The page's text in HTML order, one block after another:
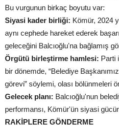
Bu vurgunun birkaç boyutu var:
Siyasi kader birliği: Kömür, 2024
aynı cephede hareket ederek
geleceğini Balcıoğlu'na bağlamış
Örgütü birleştirme hamlesi: Parti
bir dönemde, “Belediye
görevi” söylemi, olası bölünmeleri
Gelecek planı: Balcıoğlu'nun
performansı, Kömür'ün siyasi
RAKİPLERE GÖNDERME